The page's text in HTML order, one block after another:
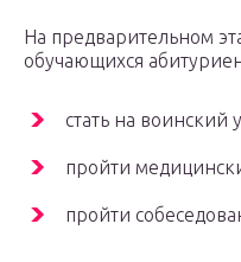
На предварительном
обучающихся
стать на воинский
пройти
пройти